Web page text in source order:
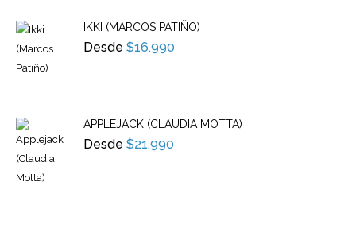
IKKI (MARCOS PATIÑO)
Desde $16.990
APPLEJACK (CLAUDIA MOTTA)
Desde $21.990